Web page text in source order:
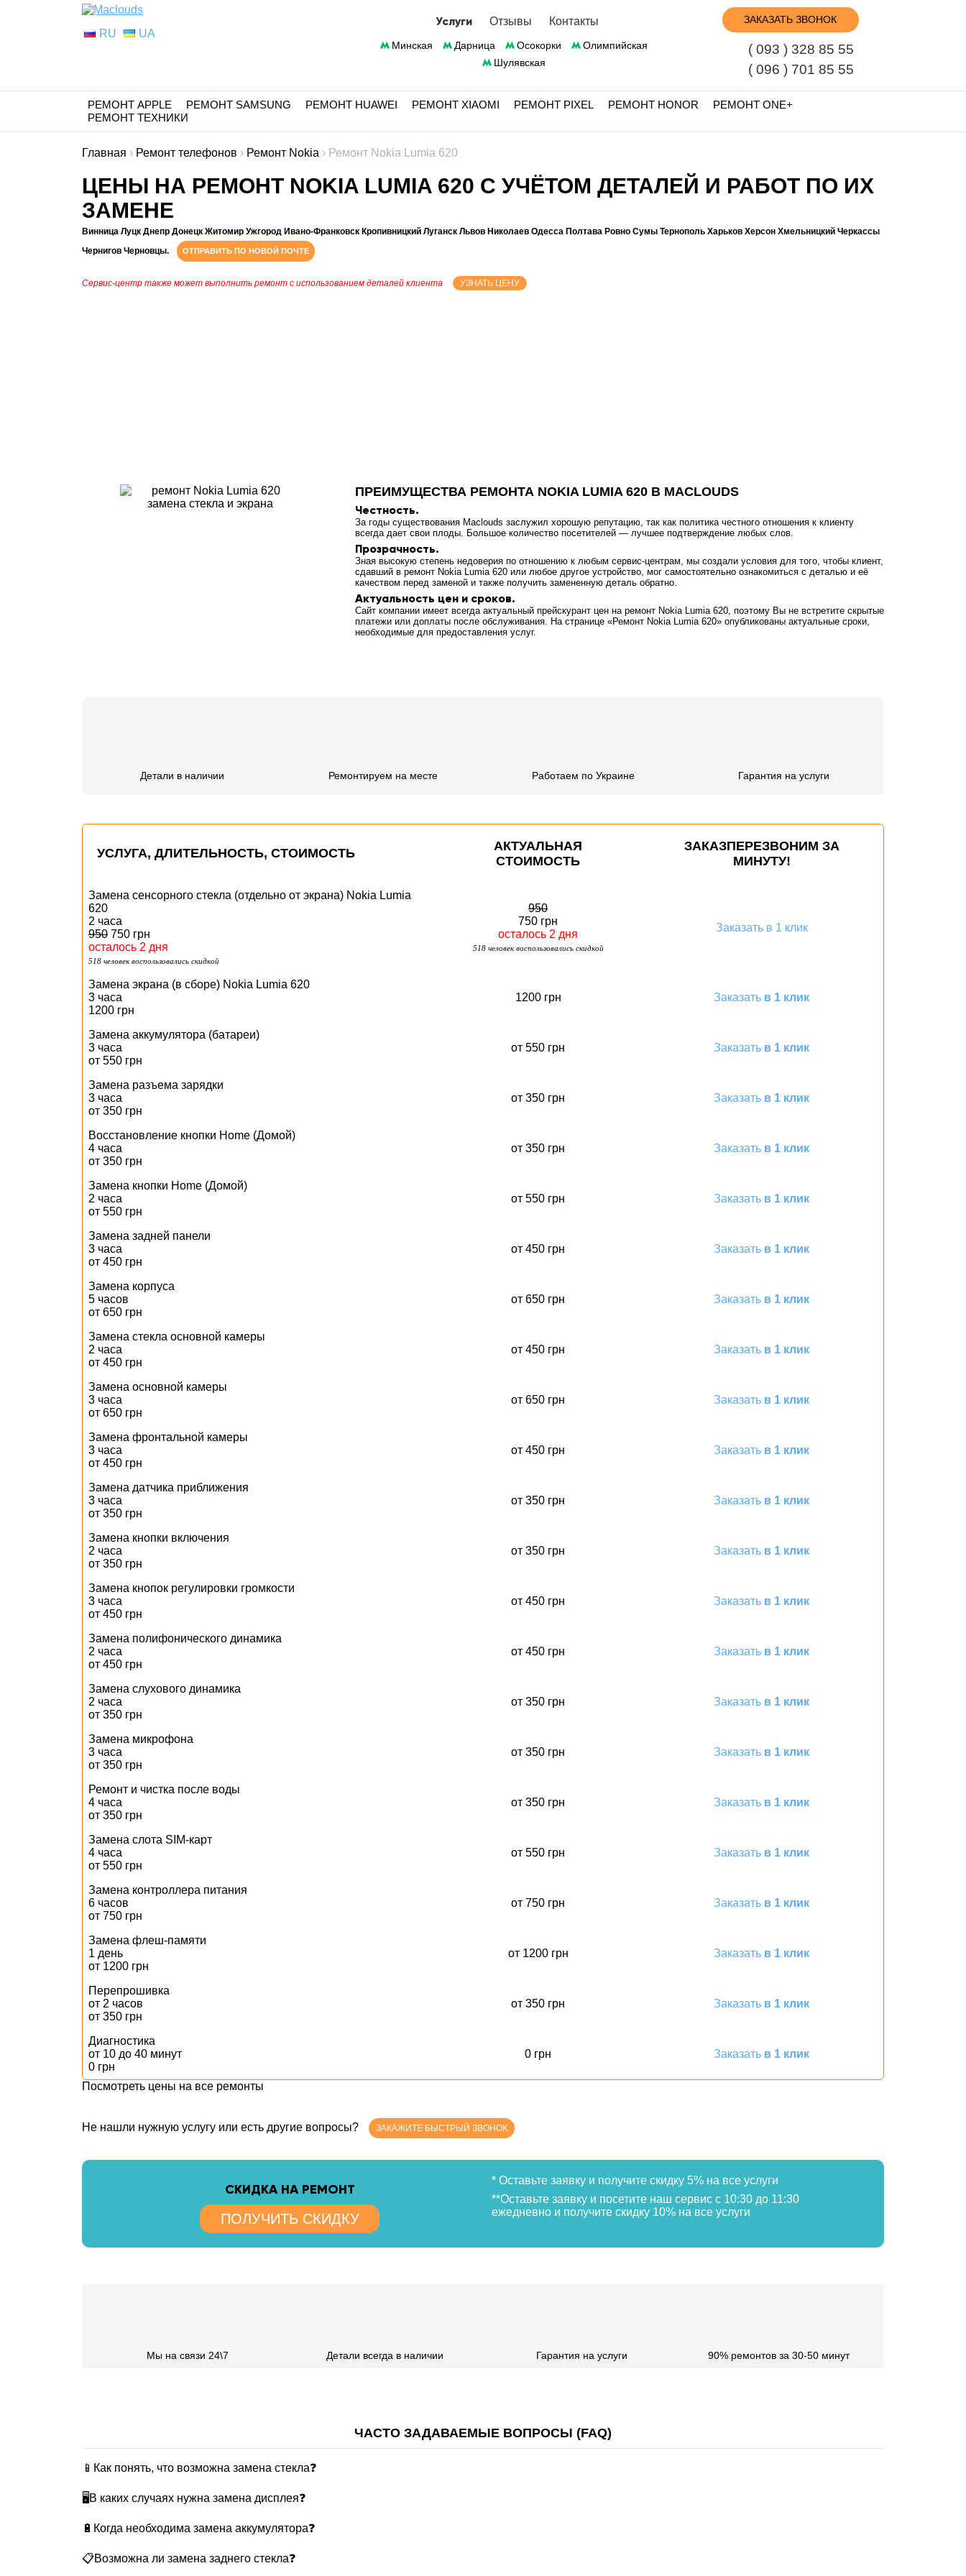
RU UA
Услуги Отзывы Контакты
Минская Дарница Осокорки
Олимпийская
Шулявская
ЗАКАЗАТЬ ЗВОНОК
( 093 ) 328 85 55
( 096 ) 701 85 55
РЕМОНТ APPLE РЕМОНТ SAMSUNG РЕМОНТ HUAWEI РЕМОНТ XIAOMI РЕМОНТ PIXEL РЕМОНТ HONOR
РЕМОНТ ONE+
РЕМОНТ ТЕХНИКИ
Главная › Ремонт телефонов › Ремонт Nokia › Ремонт Nokia Lumia 620
ЦЕНЫ НА РЕМОНТ NOKIA LUMIA 620 С УЧЁТОМ ДЕТАЛЕЙ И РАБОТ ПО ИХ
ЗАМЕНЕ
Винница Луцк Днепр Донецк Житомир Ужгород Ивано-Франковск Кропивницкий Луганск Львов Николаев Одесса Полтава Ровно Сумы Тернополь Харьков Херсон Хмельницкий Черкассы
Чернигов Черновцы.
ОТПРАВИТЬ ПО НОВОЙ ПОЧТЕ
Сервис-центр также может выполнить ремонт с использованием деталей клиента УЗНАТЬ ЦЕНУ
ПРЕИМУЩЕСТВА РЕМОНТА NOKIA LUMIA 620 В MACLOUDS
Честность.
За годы существования Maclouds заслужил хорошую репутацию, так как политика честного отношения к клиенту
всегда дает свои плоды. Большое количество посетителей — лучшее подтверждение любых слов.
Прозрачность.
Зная высокую степень недоверия по отношению к любым сервис-центрам, мы создали условия для того, чтобы клиент,
сдавший в ремонт Nokia Lumia 620 или любое другое устройство, мог самостоятельно ознакомиться с деталью и её
качеством перед заменой и также получить замененную деталь обратно.
Актуальность цен и сроков.
Сайт компании имеет всегда актуальный прейскурант цен на ремонт Nokia Lumia 620, поэтому Вы не встретите скрытые
платежи или доплаты после обслуживания. На странице «Ремонт Nokia Lumia 620» опубликованы актуальные сроки,
необходимые для предоставления услуг.
Детали в наличии Ремонтируем на месте Работаем по Украине Гарантия на услуги
УСЛУГА, ДЛИТЕЛЬНОСТЬ, СТОИМОСТЬ
АКТУАЛЬНАЯ
СТОИМОСТЬ
ЗАКАЗПЕРЕЗВОНИМ ЗА
МИНУТУ!
Замена сенсорного стекла (отдельно от экрана) Nokia Lumia
620
2 часа
950 750 грн
осталось 2 дня
518 человек воспользовались скидкой
950
750 грн
осталось 2 дня
518 человек воспользовались скидкой
Заказатьв 1 клик
Замена экрана (в сборе) Nokia Lumia 620
3 часа
1200 грн
1200 грн Заказать в 1 клик
Замена аккумулятора (батареи)
3 часа
от 550 грн
от 550 грн Заказать в 1 клик
Замена разъема зарядки
3 часа
от 350 грн
от 350 грн Заказать в 1 клик
Восстановление кнопки Home (Домой)
4 часа
от 350 грн
от 350 грн Заказать в 1 клик
Замена кнопки Home (Домой)
2 часа
от 550 грн
от 550 грн Заказать в 1 клик
Замена задней панели
3 часа
от 450 грн
от 450 грн Заказать в 1 клик
Замена корпуса
5 часов
от 650 грн
от 650 грн Заказать в 1 клик
Замена стекла основной камеры
2 часа
от 450 грн
от 450 грн Заказать в 1 клик
Замена основной камеры
3 часа
от 650 грн
от 650 грн Заказать в 1 клик
Замена фронтальной камеры
3 часа
от 450 грн
от 450 грн Заказать в 1 клик
Замена датчика приближения
3 часа
от 350 грн
от 350 грн Заказать в 1 клик
Замена кнопки включения
2 часа
от 350 грн
от 350 грн Заказать в 1 клик
Замена кнопок регулировки громкости
3 часа
от 450 грн
от 450 грн Заказать в 1 клик
Замена полифонического динамика
2 часа
от 450 грн
от 450 грн Заказать в 1 клик
Замена слухового динамика
2 часа
от 350 грн
от 350 грн Заказать в 1 клик
Замена микрофона
3 часа
от 350 грн
от 350 грн Заказать в 1 клик
Ремонт и чистка после воды
4 часа
от 350 грн
от 350 грн Заказать в 1 клик
Замена слота SIM-карт
4 часа
от 550 грн
от 550 грн Заказать в 1 клик
Замена контроллера питания
6 часов
от 750 грн
от 750 грн Заказать в 1 клик
Замена флеш-памяти
1 день
от 1200 грн
от 1200 грн Заказать в 1 клик
Перепрошивка
от 2 часов
от 350 грн
от 350 грн Заказать в 1 клик
Диагностика
от 10 до 40 минут
0 грн
0 грн Заказать в 1 клик
Посмотреть цены на все ремонты
Не нашли нужную услугу или есть другие вопросы? ЗАКАЖИТЕ БЫСТРЫЙ ЗВОНОК
CКИДКА НА РЕМОНТ
ПОЛУЧИТЬ СКИДКУ
* Оставьте заявку и получите скидку 5% на все услуги
**Оставьте заявку и посетите наш сервис с 10:30 до 11:30
ежедневно и получите скидку 10% на все услуги
Мы на связи 24\7 Детали всегда в наличии Гарантия на услуги 90% ремонтов за 30-50 минут
ЧАСТО ЗАДАВАЕМЫЕ ВОПРОСЫ (FAQ)
📱Как понять, что возможна замена стекла❓
🖥В каких случаях нужна замена дисплея❓
🔋Когда необходима замена аккумулятора❓
📋Возможна ли замена заднего стекла❓